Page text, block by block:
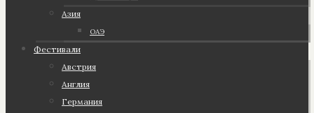
Азия
ОАЭ
Фестивали
Австрия
Англия
Германия